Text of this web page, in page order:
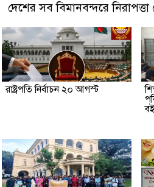
দেশের সব বিমানবন্দরে নিরাপত্তা
রাষ্ট্রপতি নির্বাচন ২০ আগস্ট